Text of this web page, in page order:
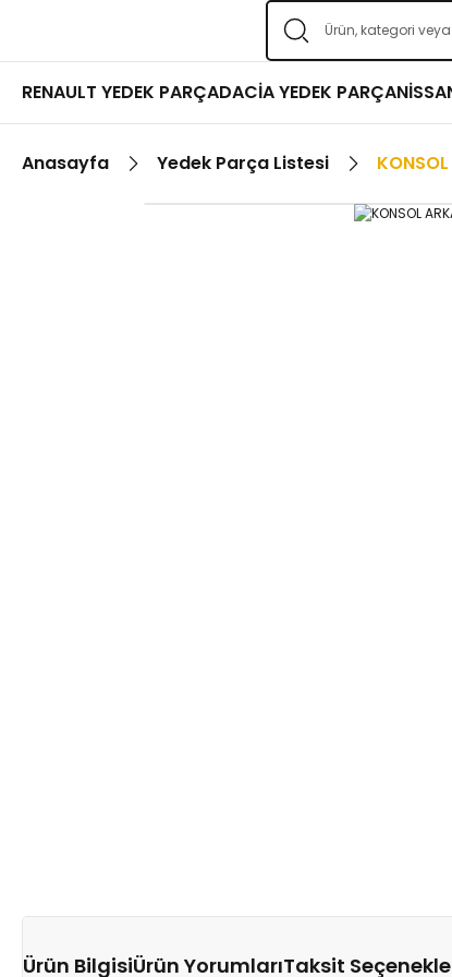
RENAULT YEDEK PARÇADACİA YEDEK PARÇA
Anasayfa Yedek Parça Listesi
Ürün BilgisiÜrün YorumlarıTaksit